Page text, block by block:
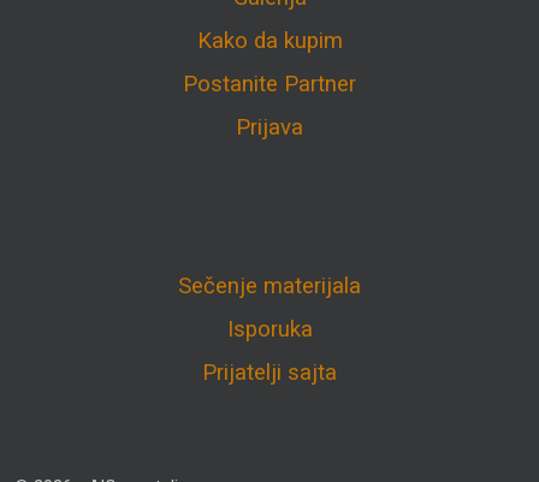
Kako da kupim
Postanite Partner
Prijava
Sečenje materijala
Isporuka
Prijatelji sajta